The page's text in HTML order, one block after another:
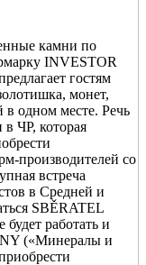
камни по
INVESTOR
гостям
монет,
в одном месте. Речь
ЧР, которая
производителей со
встреча
в Средней и
SBĚRATEL
работать и
(«Минералы и